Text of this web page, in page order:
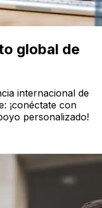
global de
internacional de
¡conéctate con
personalizado!